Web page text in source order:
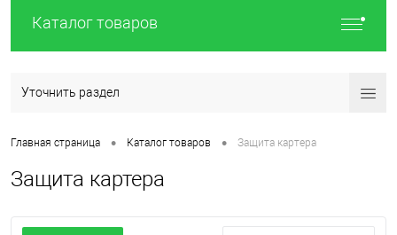
Каталог товаров
Уточнить раздел
Главная страница • Каталог товаров • Защита картера
Защита картера